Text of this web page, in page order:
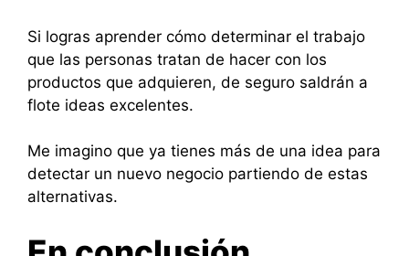
Si logras aprender cómo determinar el trabajo
que las personas tratan de hacer con los
productos que adquieren, de seguro saldrán a
flote ideas excelentes.
Me imagino que ya tienes más de una idea para
detectar un nuevo negocio partiendo de estas
alternativas.